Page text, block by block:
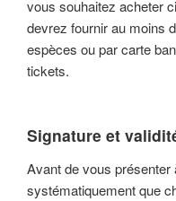
vous souhaitez acheter
devrez fournir au moins
espèces ou par carte
tickets.
Signature et
Avant de vous
systématiquement que